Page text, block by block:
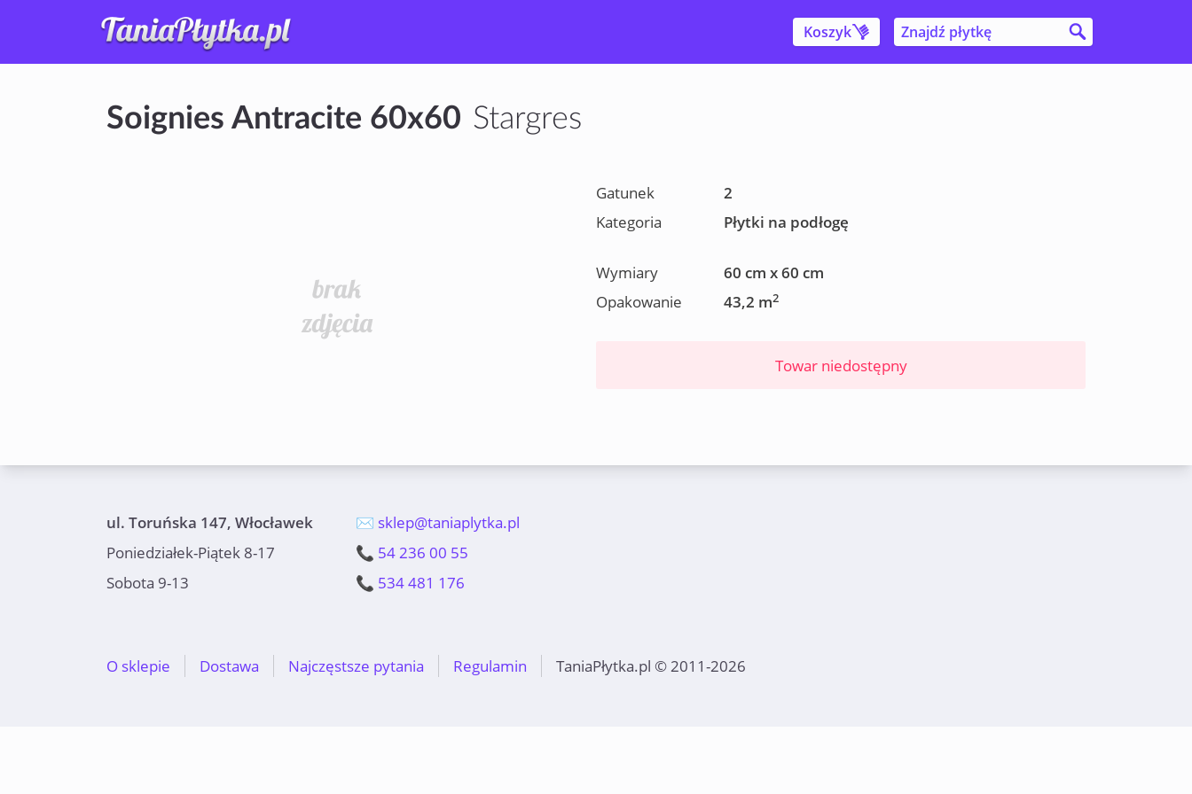
Koszyk
Soignies Antracite 60x60 Stargres
Gatunek
2
Kategoria
Płytki na podłogę
Wymiary
60 cm x 60 cm
Opakowanie
43,2 m2
Towar niedostępny
ul. Toruńska 147, Włocławek
Poniedziałek-Piątek 8-17
Sobota 9-13
✉️ sklep@taniaplytka.pl
📞 54 236 00 55
📞 534 481 176
O sklepie Dostawa Najczęstsze pytania Regulamin TaniaPłytka.pl © 2011-2026